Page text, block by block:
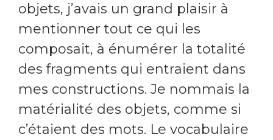
objets, j’avais un grand plaisir à
mentionner tout ce qui les
composait, à énumérer la totalité
des fragments qui entraient dans
mes constructions. Je nommais la
matérialité des objets, comme si
c’étaient des mots. Le vocabulaire